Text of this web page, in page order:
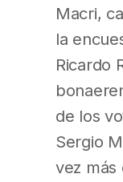
Macri,
la
Ricardo
de los
Sergio
vez más